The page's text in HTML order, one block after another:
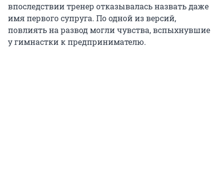
впоследствии тренер отказывалась назвать даже
имя первого супруга. По одной из версий,
повлиять на развод могли чувства, вспыхнувшие
у гимнастки к предпринимателю.